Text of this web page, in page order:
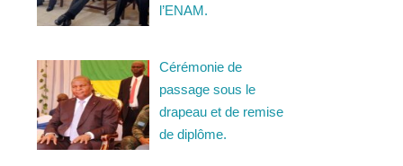
l’ENAM.
Cérémonie de
passage sous le
drapeau et de remise
de diplôme.